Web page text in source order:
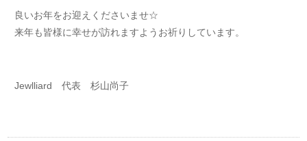
良いお年をお迎えくださいませ☆
来年も皆様に幸せが訪れますようお祈りしています。
Jewlliard 代表 杉山尚子